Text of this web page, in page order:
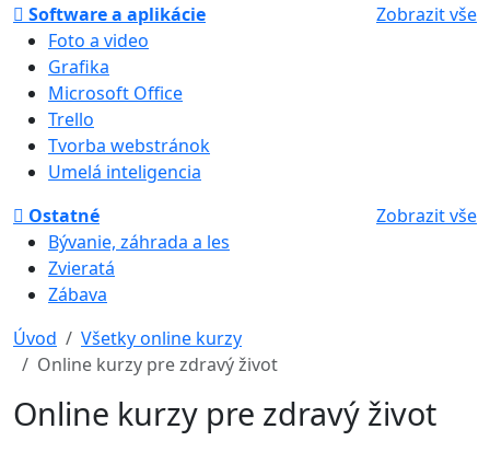
Software a aplikácie
Zobrazit vše
Foto a video
Grafika
Microsoft Office
Trello
Tvorba webstránok
Umelá inteligencia
Ostatné
Zobrazit vše
Bývanie, záhrada a les
Zvieratá
Zábava
Úvod
Všetky online kurzy
Online kurzy pre zdravý život
Online kurzy pre zdravý život